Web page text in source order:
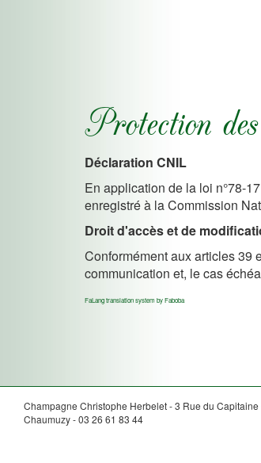
Protection des
Déclaration CNIL
En application de la loi n°78-
enregistré à la Commission
Droit d'accès et de
Conformément aux articles 39
communication et, le cas
FaLang translation system by Faboba
Champagne Christophe Herbelet - 3 Rue du
Chaumuzy - 03 26 61 83 44